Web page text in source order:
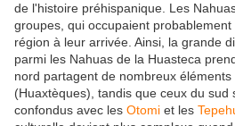
de l'histoire préhispanique. Les
groupes, qui occupaient
région à leur arrivée. Ainsi, la grande
parmi les Nahuas de la Huasteca
nord partagent de nombreux éléments
(Huaxtèques), tandis que ceux du sud
confondus avec les Otomi et les